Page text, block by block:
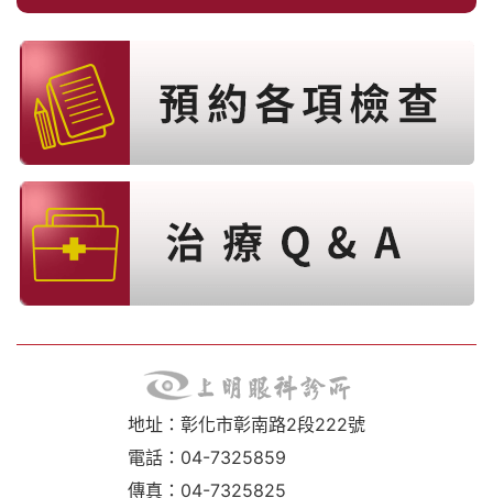
地址：彰化市彰南路2段222號
電話：04-7325859
傳真：04-7325825